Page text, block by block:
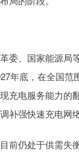
委、国家能源局
年底，在全国
充电服务能力的
补强快速充电网
前仍处于供需失